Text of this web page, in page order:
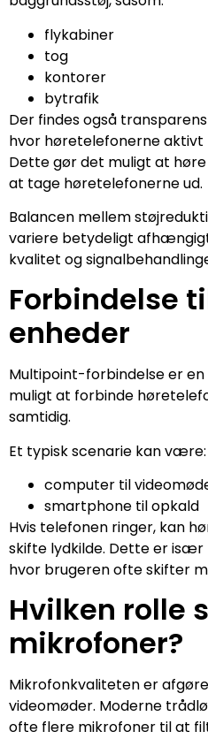
flykabiner
tog
kontorer
bytrafik
Der findes også
hvor høretelefonerne aktivt
Dette gør det muligt at
at tage høretelefonerne ud.
Balancen mellem
variere betydeligt
kvalitet og
Forbindelse
enheder
Multipoint-forbindelse er
muligt at forbinde
samtidig.
Et typisk scenarie kan være:
computer til
smartphone til opkald
Hvis telefonen ringer, kan
skifte lydkilde. Dette er især
hvor brugeren ofte skifter
Hvilken rolle
mikrofoner?
Mikrofonkvaliteten er
videomøder. Moderne
ofte flere mikrofoner til at